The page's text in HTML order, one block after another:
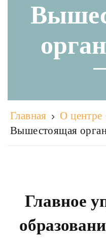
Главная О центре
Вышестоящая
Главное